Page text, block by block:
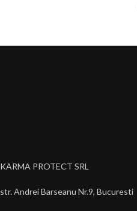
KARMA PROTECT SRL
str. Andrei Barseanu Nr.9, Bucuresti